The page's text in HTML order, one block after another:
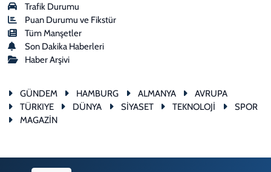
Trafik Durumu
Puan Durumu ve Fikstür
Tüm Manşetler
Son Dakika Haberleri
Haber Arşivi
GÜNDEM HAMBURG ALMANYA
AVRUPA
TÜRKIYE
DÜNYA SİYASET TEKNOLOJİ
SPOR
MAGAZİN